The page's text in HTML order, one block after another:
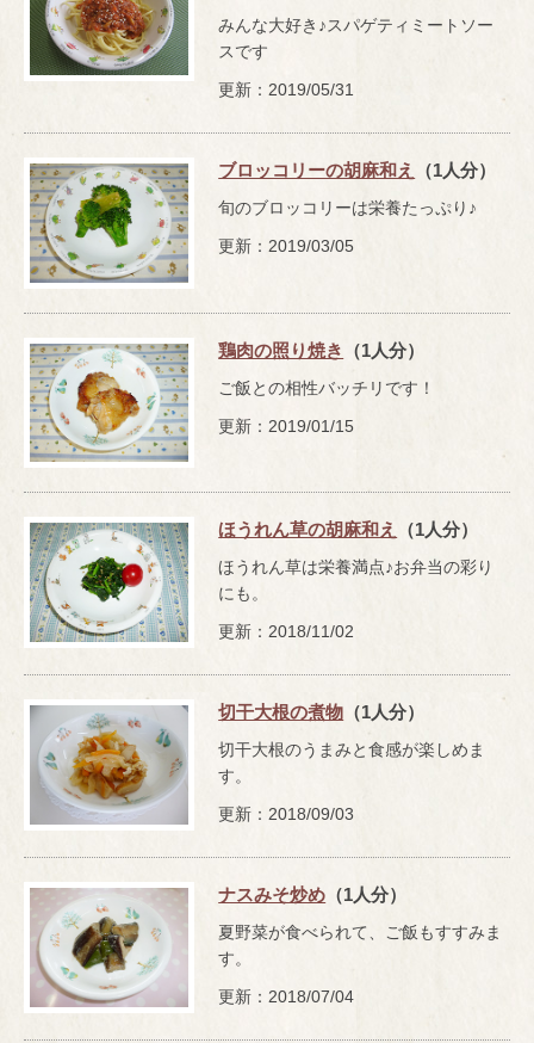
みんな大好き♪スパゲティミートソー
スです
更新：2019/05/31
ブロッコリーの胡麻和え （1人分）
旬のブロッコリーは栄養たっぷり♪
更新：2019/03/05
鶏肉の照り焼き （1人分）
ご飯との相性バッチリです！
更新：2019/01/15
ほうれん草の胡麻和え （1人分）
ほうれん草は栄養満点♪お弁当の彩り
にも。
更新：2018/11/02
切干大根の煮物 （1人分）
切干大根のうまみと食感が楽しめま
す。
更新：2018/09/03
ナスみそ炒め （1人分）
夏野菜が食べられて、ご飯もすすみま
す。
更新：2018/07/04